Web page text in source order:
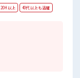
以上 40代以上も活躍